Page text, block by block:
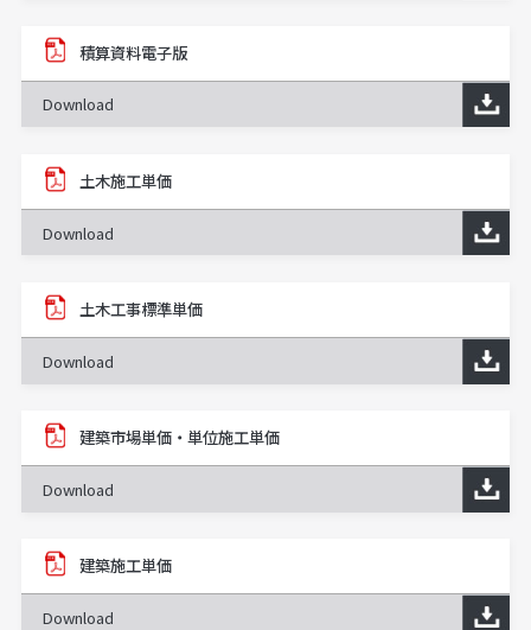
積算資料電子版
Download
土木施工単価
Download
土木工事標準単価
Download
建築市場単価・単位施工単価
Download
建築施工単価
Download